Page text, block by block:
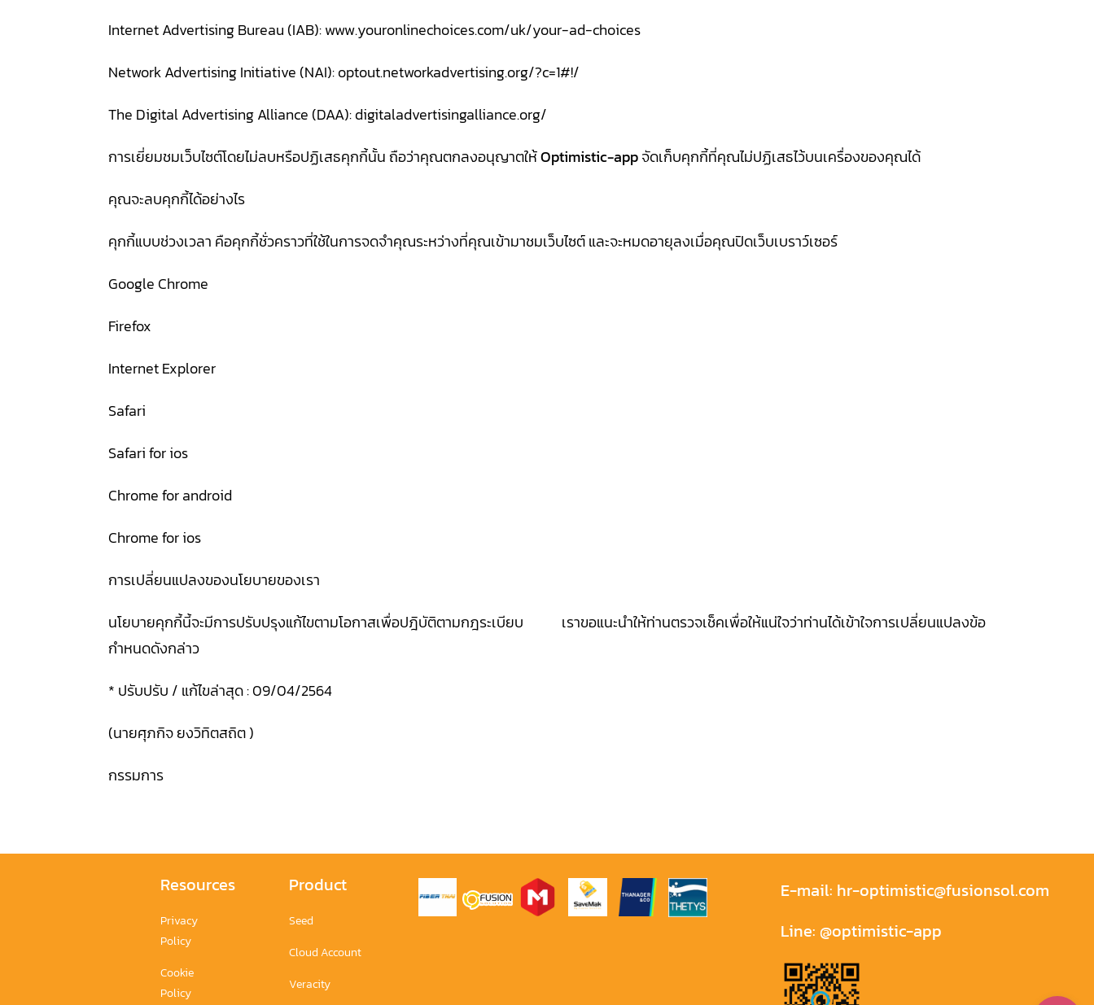
Internet Advertising Bureau (IAB): www.youronlinechoices.com/uk/your-ad-choices
Network Advertising Initiative (NAI): optout.networkadvertising.org/?c=1#!/
The Digital Advertising Alliance (DAA): digitaladvertisingalliance.org/
การเยี่ยมชมเว็บไซต์โดยไม่ลบหรือปฏิเสธคุกกี้นั้น ถือว่าคุณตกลงอนุญาตให้Optimistic-appจัดเก็บคุกกี้ที่คุณไม่ปฏิเสธไว้บนเครื่องของคุณได้
คุณจะลบคุกกี้ได้อย่างไร
คุกกี้แบบช่วงเวลา คือคุกกี้ชั่วคราวที่ใช้ในการจดจำคุณระหว่างที่คุณเข้ามาชมเว็บไซต์ และจะหมดอายุลงเมื่อคุณปิดเว็บเบราว์เซอร์
Google Chrome
Firefox
Internet Explorer
Safari
Safari for ios
Chrome for android
Chrome for ios
การเปลี่ยนแปลงของนโยบายของเรา
นโยบายคุกกี้นี้จะมีการปรับปรุงแก้ไขตามโอกาสเพื่อปฎิบัติตามกฎระเบียบ เราขอแนะนำให้ท่านตรวจเช็คเพื่อให้แน่ใจว่าท่านได้เข้าใจการเปลี่ยนแปลงข้อ
กำหนดดังกล่าว
* ปรับปรับ / แก้ไขล่าสุด : 09/04/2564
(นายศุภกิจ ยงวิทิตสถิต )
กรรมการ
Resources
Privacy
Policy
Cookie
Policy
Product
Seed
Cloud Account
Veracity
E-mail: hr-optimistic@fusionsol.com
Line: @optimistic-app